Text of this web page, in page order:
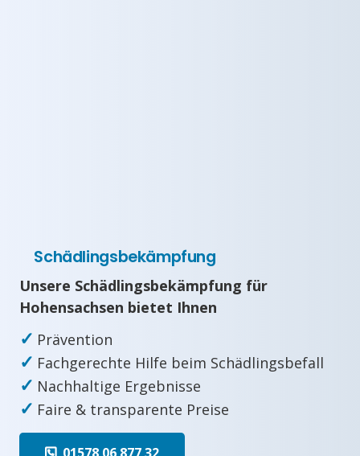
Schädlingsbekämpfung
Unsere Schädlingsbekämpfung für
Hohensachsen bietet Ihnen
✓ Prävention
✓ Fachgerechte Hilfe beim Schädlingsbefall
✓ Nachhaltige Ergebnisse
✓ Faire & transparente Preise